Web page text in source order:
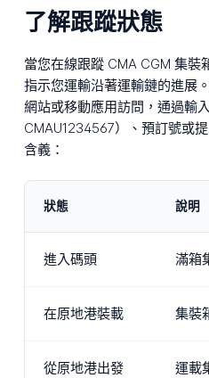
了解跟蹤狀態
當您在線跟蹤 CMA CGM 集裝
指示您運輸沿著運輸鏈的進展
網站或移動應用訪問，通過輸
CMAU1234567）、預訂號或
含義：
狀態 說明
進入碼頭 滿箱
在原地港裝載 集裝
從原地港出發 運載